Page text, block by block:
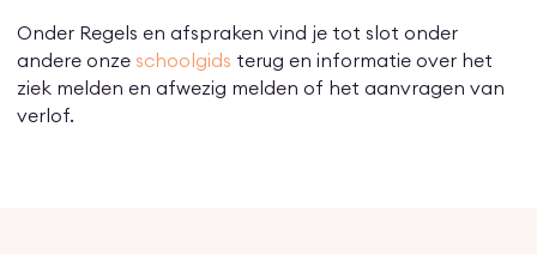
Onder Regels en afspraken vind je tot slot onder
andere onze schoolgids terug en informatie over het
ziek melden en afwezig melden of het aanvragen van
verlof.